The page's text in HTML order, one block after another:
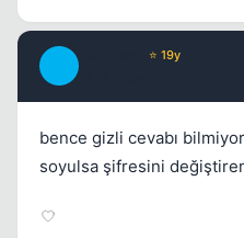
⭐ 19y
bence gizli cevabı
soyulsa şifresini